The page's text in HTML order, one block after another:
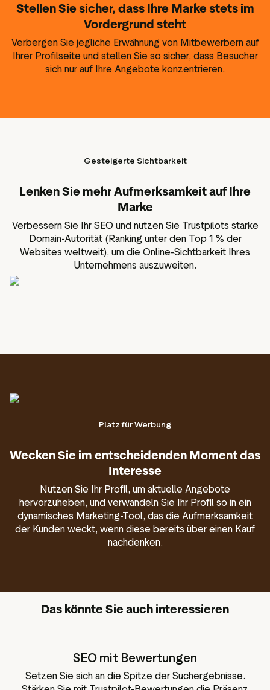
Stellen Sie sicher, dass Ihre Marke stets im
Vordergrund steht
Verbergen Sie jegliche Erwähnung von Mitbewerbern auf
Ihrer Profilseite und stellen Sie so sicher, dass Besucher
sich nur auf Ihre Angebote konzentrieren.
Gesteigerte Sichtbarkeit
Lenken Sie mehr Aufmerksamkeit auf Ihre
Marke
Verbessern Sie Ihr SEO und nutzen Sie Trustpilots starke
Domain-Autorität (Ranking unter den Top 1 % der
Websites weltweit), um die Online-Sichtbarkeit Ihres
Unternehmens auszuweiten.
Platz für Werbung
Wecken Sie im entscheidenden Moment das
Interesse
Nutzen Sie Ihr Profil, um aktuelle Angebote
hervorzuheben, und verwandeln Sie Ihr Profil so in ein
dynamisches Marketing-Tool, das die Aufmerksamkeit
der Kunden weckt, wenn diese bereits über einen Kauf
nachdenken.
Das könnte Sie auch interessieren
SEO mit Bewertungen
Setzen Sie sich an die Spitze der Suchergebnisse.